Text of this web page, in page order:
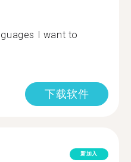
I want to
下载软件
新加入